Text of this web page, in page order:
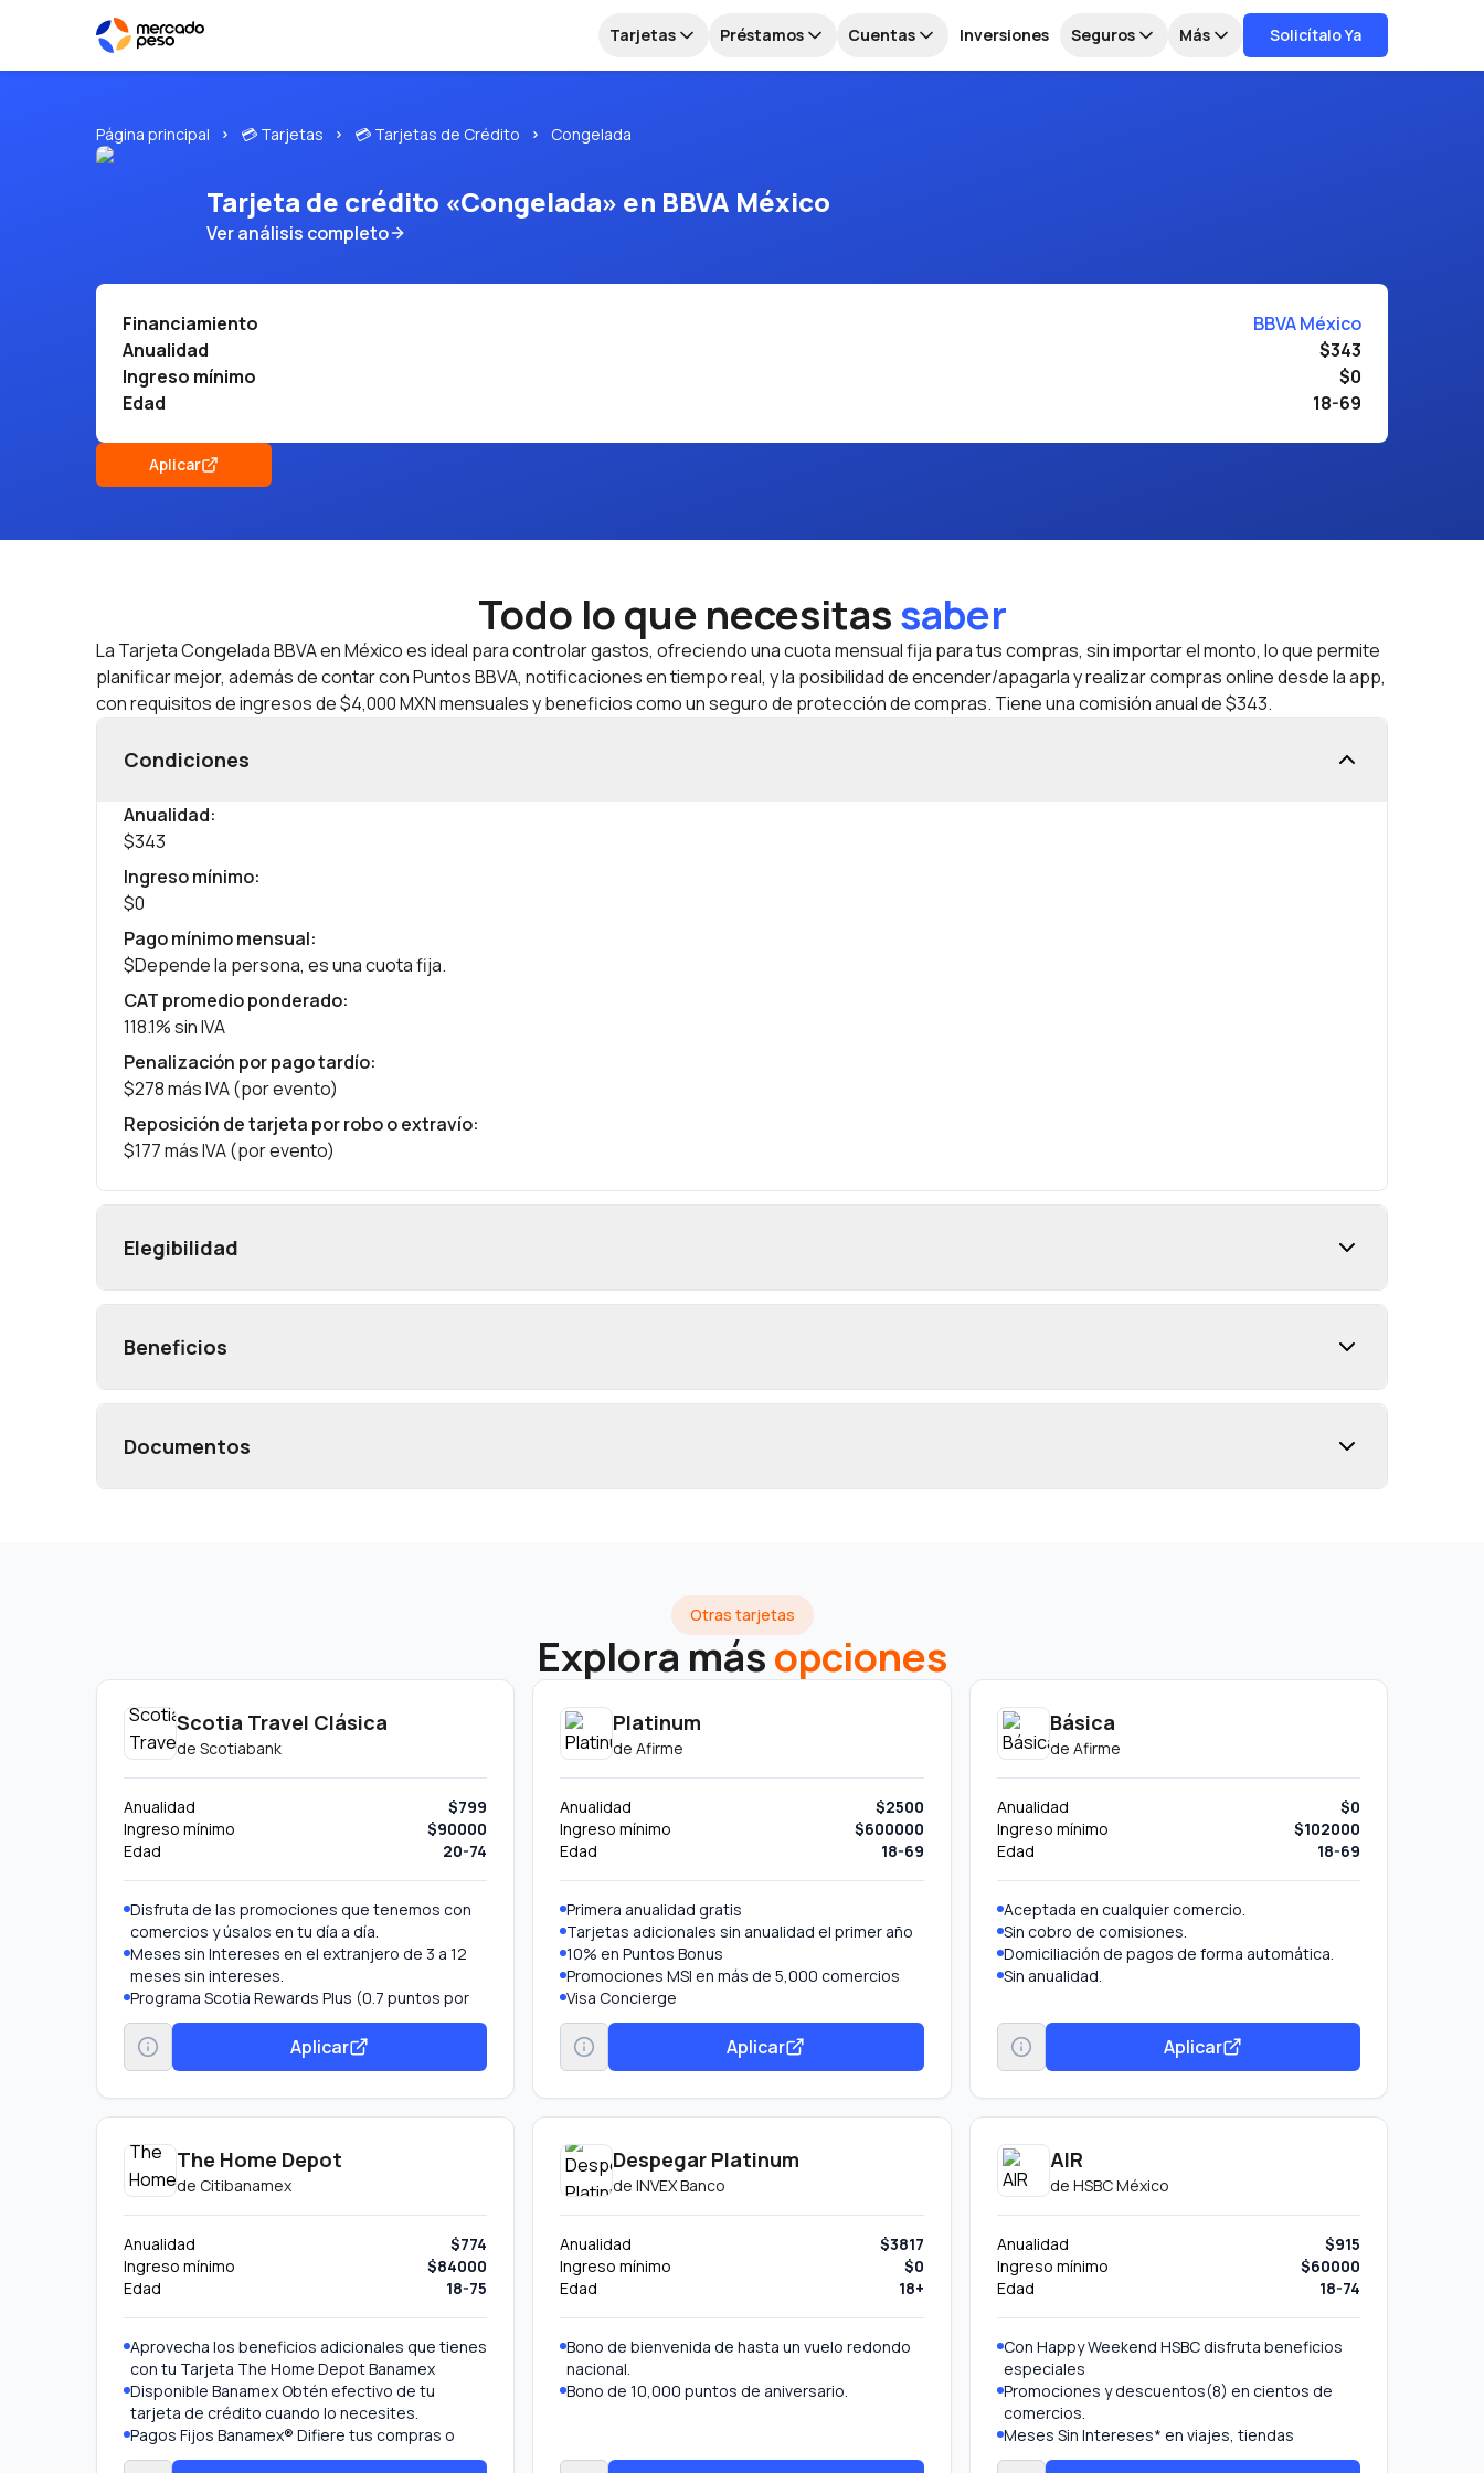
Tarjetas Préstamos Cuentas Inversiones Seguros Más Solicítalo Ya
Página principal 💳 Tarjetas 💳 Tarjetas de Crédito Congelada
Tarjeta de crédito «Congelada» en BBVA México
Ver análisis completo
Financiamiento
BBVA México
Anualidad
$343
Ingreso mínimo
$0
Edad
18-69
Aplicar
Todo lo que necesitassaber
La Tarjeta Congelada BBVA en México es ideal para controlar gastos, ofreciendo una cuota mensual fija para tus compras, sin importar el monto, lo que permite
planificar mejor, además de contar con Puntos BBVA, notificaciones en tiempo real, y la posibilidad de encender/apagarla y realizar compras online desde la app,
con requisitos de ingresos de $4,000 MXN mensuales y beneficios como un seguro de protección de compras. Tiene una comisión anual de $343.
Condiciones
Anualidad:
$343
Ingreso mínimo:
$0
Pago mínimo mensual:
$Depende la persona, es una cuota fija.
CAT promedio ponderado:
118.1% sin IVA
Penalización por pago tardío:
$278 más IVA (por evento)
Reposición de tarjeta por robo o extravío:
$177 más IVA (por evento)
Elegibilidad
Beneficios
Documentos
Otras tarjetas
Explora másopciones
Scotia Travel Clásica
de Scotiabank
Anualidad
$799
Ingreso mínimo
$90000
Edad
20-74
Disfruta de las promociones que tenemos con
comercios y úsalos en tu día a día.
Meses sin Intereses en el extranjero de 3 a 12
meses sin intereses.
Programa Scotia Rewards Plus (0.7 puntos por
cada $20 MXN).
Seguros: Incluye seguro de accidente en viaje y
seguro para autos rentados.
Aceptada en México y en el extranjero
Tecnología Contactless8 Tus compras ahora
son más fáciles, paga con solo acercar tu
Tarjeta a la Terminal de Pago. Monto máximo de
compra a través de contactless $1,000 pesos.
Monto máximo diario $3,000 pesos. Para
compras mayores a $1,000 pesos paga de
Aplicar
Platinum
de Afirme
Anualidad
$2500
Ingreso mínimo
$600000
Edad
18-69
Primera anualidad gratis
Tarjetas adicionales sin anualidad el primer año
10% en Puntos Bonus
Promociones MSI en más de 5,000 comercios
Visa Concierge
Luxury Hotel Collection
Transporte gratuito al Aeropuerto CDMX
Protección de compras y precios
Aplicar
Básica
de Afirme
Anualidad
$0
Ingreso mínimo
$102000
Edad
18-69
Aceptada en cualquier comercio.
Sin cobro de comisiones.
Domiciliación de pagos de forma automática.
Sin anualidad.
Aplicar
The Home Depot
de Citibanamex
Anualidad
$774
Ingreso mínimo
$84000
Edad
18-75
Aprovecha los beneficios adicionales que tienes
con tu Tarjeta The Home Depot Banamex
Disponible Banamex Obtén efectivo de tu
tarjeta de crédito cuando lo necesites.
Pagos Fijos Banamex® Difiere tus compras o
saldo de tu tarjeta hasta en 48 meses con tasa
Despegar Platinum
de INVEX Banco
Anualidad
$3817
Ingreso mínimo
$0
Edad
18+
Bono de bienvenida de hasta un vuelo redondo
nacional.
Bono de 10,000 puntos de aniversario.
AIR
de HSBC México
Anualidad
$915
Ingreso mínimo
$60000
Edad
18-74
Con Happy Weekend HSBC disfruta beneficios
especiales
Promociones y descuentos(8) en cientos de
comercios.
Meses Sin Intereses* en viajes, tiendas
especializadas, departamentales y mucho más